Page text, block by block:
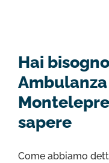
Hai
sapere
Come abbiamo